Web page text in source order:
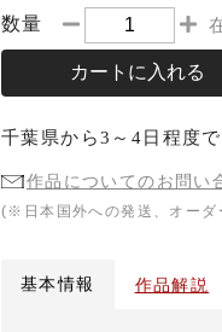
数量
カートに入れる
千葉県から3～4日程度
作品についてのお問い
(※日本国外への発送、オーダ
基本情報 作品解説